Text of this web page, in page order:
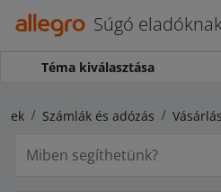
Súgó
Téma kiválasztása
Számlák és adózás